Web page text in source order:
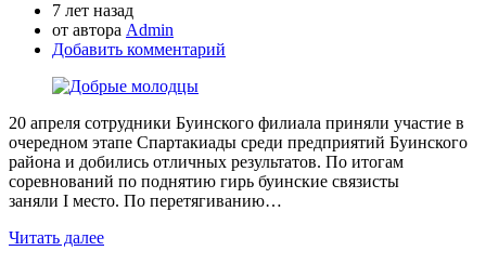
7 лет назад
от автора Аdmin
Добавить комментарий
20 апреля сотрудники Буинского филиала приняли участие в
очередном этапе Спартакиады среди предприятий Буинского
района и добились отличных результатов. По итогам
соревнований по поднятию гирь буинские связисты
заняли I место. По перетягиванию…
Читать далее